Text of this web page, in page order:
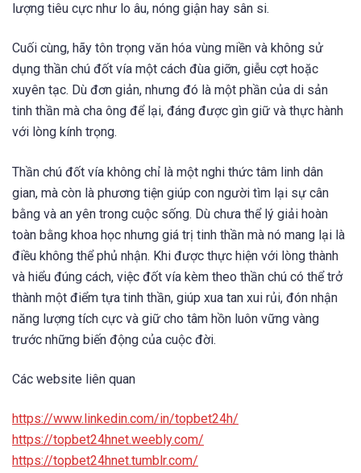
lượng tiêu cực như lo âu, nóng giận hay sân si.
Cuối cùng, hãy tôn trọng văn hóa vùng miền và không sử
dụng thần chú đốt vía một cách đùa giỡn, giễu cợt hoặc
xuyên tạc. Dù đơn giản, nhưng đó là một phần của di sản
tinh thần mà cha ông để lại, đáng được gìn giữ và thực hành
với lòng kính trọng.
Thần chú đốt vía không chỉ là một nghi thức tâm linh dân
gian, mà còn là phương tiện giúp con người tìm lại sự cân
bằng và an yên trong cuộc sống. Dù chưa thể lý giải hoàn
toàn bằng khoa học nhưng giá trị tinh thần mà nó mang lại là
điều không thể phủ nhận. Khi được thực hiện với lòng thành
và hiểu đúng cách, việc đốt vía kèm theo thần chú có thể trở
thành một điểm tựa tinh thần, giúp xua tan xui rủi, đón nhận
năng lượng tích cực và giữ cho tâm hồn luôn vững vàng
trước những biến động của cuộc đời.
Các website liên quan
https://www.linkedin.com/in/topbet24h/
https://topbet24hnet.weebly.com/
https://topbet24hnet.tumblr.com/